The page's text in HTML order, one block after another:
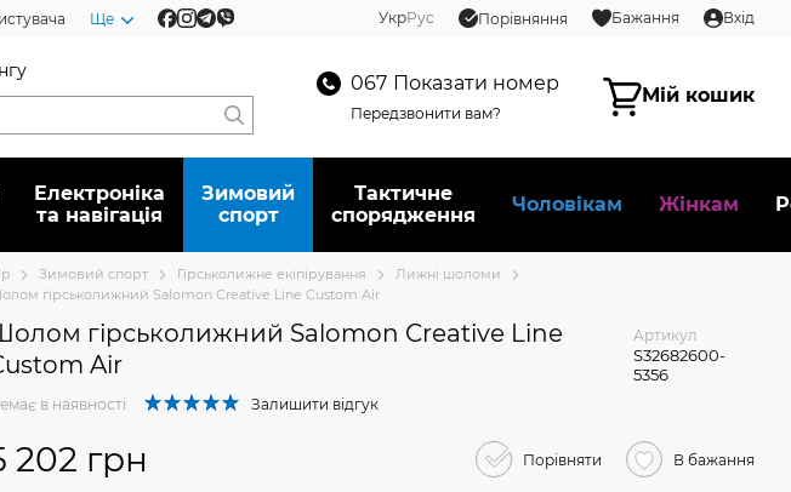
Ще УкрРус Порівняння Бажання Вхід
067 Показати номер
Передзвонити вам?
Мій кошик
Електроніка
та навігація
Зимовий
спорт
Тактичне
спорядження
Чоловікам Жінкам
Зимовий спорт Гірськолижне екіпірування
Лижні шоломи
гірськолижний Salomon Creative Line Custom Air
гірськолижний Salomon Creative Line
Air
Артикул
S32682600-
5356
в наявності Залишити відгук
202 грн Порівняти В бажання